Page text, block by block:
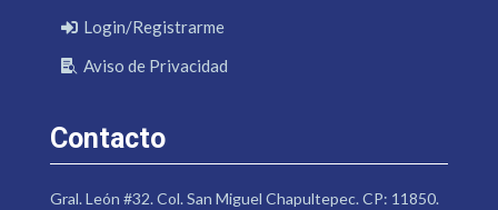
Login/Registrarme
Aviso de Privacidad
Contacto
Gral. León #32. Col. San Miguel Chapultepec. CP: 11850.